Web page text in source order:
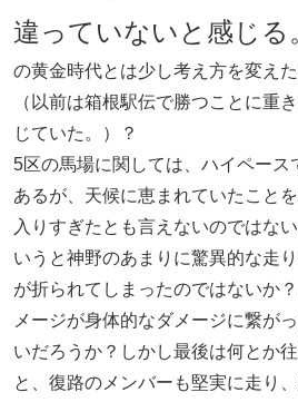
違っていないと感じる
の黄金時代とは少し考え方を変え
（以前は箱根駅伝で勝つことに重
じていた。）？
5区の馬場に関しては、ハイペース
あるが、天候に恵まれていたこと
入りすぎたとも言えないのではな
いうと神野のあまりに驚異的な走
が折られてしまったのではないか
メージが身体的なダメージに繋が
いだろうか？しかし最後は何とか
と、復路のメンバーも堅実に走り